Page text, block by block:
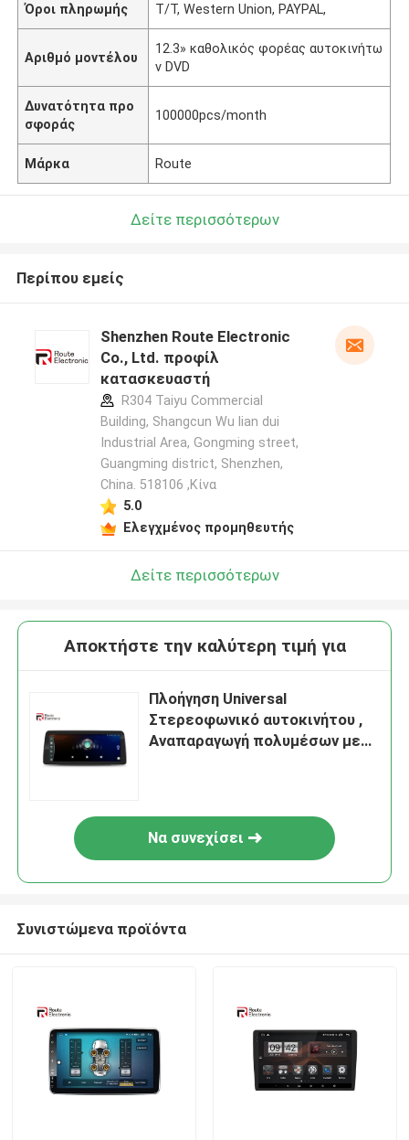
Όροι πληρωμής T/T, Western Union, PAYPAL,
Αριθμό μοντέλου
12.3» καθολικός φορέας αυτοκινήτω
ν DVD
Δυνατότητα προ
σφοράς
100000pcs/month
Μάρκα Route
Δείτε περισσότερων
Περίπου εμείς
Shenzhen Route Electronic
Co., Ltd. προφίλ
κατασκευαστή
R304 Taiyu Commercial
Building, Shangcun Wu lian dui
Industrial Area, Gongming street,
Guangming district, Shenzhen,
China. 518106 ,Κίνα
5.0
Ελεγχμένος προμηθευτής
Δείτε περισσότερων
Αποκτήστε την καλύτερη τιμή για
Πλοήγηση Universal
Στερεοφωνικό αυτοκινήτου ,
Αναπαραγωγή πολυμέσων με
Να συνεχίσει
Συνιστώμενα προϊόντα